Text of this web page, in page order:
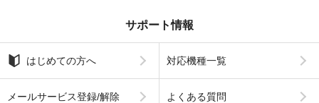
サポート情報
はじめての方へ 対応機種一覧
メールサービス登録/解除 よくある質問